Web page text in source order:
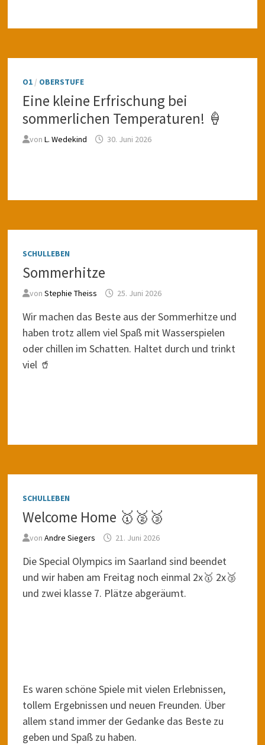
O1/ OBERSTUFE
Eine kleine Erfrischung bei
sommerlichen Temperaturen! 🍦
von L. Wedekind 30. Juni 2026
SCHULLEBEN
Sommerhitze
von Stephie Theiss 25. Juni 2026
Wir machen das Beste aus der Sommerhitze und
haben trotz allem viel Spaß mit Wasserspielen
oder chillen im Schatten. Haltet durch und trinkt
viel 🥤
SCHULLEBEN
Welcome Home 🥇🥈🥉
von Andre Siegers 21. Juni 2026
Die Special Olympics im Saarland sind beendet
und wir haben am Freitag noch einmal 2x🥇 2x🥉
und zwei klasse 7. Plätze abgeräumt.
Es waren schöne Spiele mit vielen Erlebnissen,
tollem Ergebnissen und neuen Freunden. Über
allem stand immer der Gedanke das Beste zu
geben und Spaß zu haben.